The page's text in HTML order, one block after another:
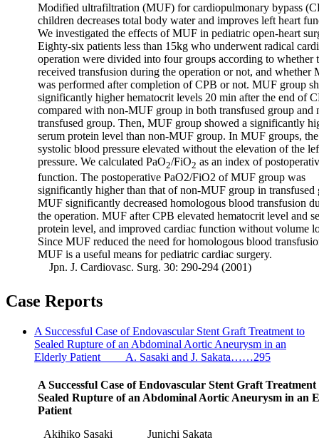
Modified ultrafiltration (MUF) for cardiopulmonary bypass
children decreases total body water and improves left heart
We investigated the effects of MUF in pediatric open-heart
Eighty-six patients less than 15kg who underwent radical
operation were divided into four groups according to whether
received transfusion during the operation or not, and whether
was performed after completion of CPB or not. MUF group
significantly higher hematocrit levels 20 min after the end of
compared with non-MUF group in both transfused group and
transfused group. Then, MUF group showed a significantly
serum protein level than non-MUF group. In MUF groups, the
systolic blood pressure elevated without the elevation of the
pressure. We calculated PaO2/FiO2 as an index of
function. The postoperative PaO2/FiO2 of MUF group was
significantly higher than that of non-MUF group in transfused
MUF significantly decreased homologous blood transfusion
the operation. MUF after CPB elevated hematocrit level and
protein level, and improved cardiac function without volume
Since MUF reduced the need for homologous blood
MUF is a useful means for pediatric cardiac surgery.
Jpn. J. Cardiovasc. Surg. 30: 290-294 (2001)
Case Reports
A Successful Case of Endovascular Stent Graft Treatment to
Sealed Rupture of an Abdominal Aortic Aneurysm in an
Elderly Patient A. Sasaki and J. Sakata……295
A Successful Case of Endovascular Stent Graft Treatment
Sealed Rupture of an Abdominal Aortic Aneurysm in an
Patient
Akihiko Sasaki Junichi Sakata